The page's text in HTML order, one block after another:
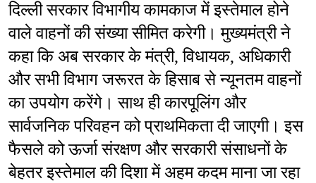
दिल्ली सरकार विभागीय कामकाज में इस्तेमाल होने
वाले वाहनों की संख्या सीमित करेगी। मुख्यमंत्री ने
कहा कि अब सरकार के मंत्री, विधायक, अधिकारी
और सभी विभाग जरूरत के हिसाब से न्यूनतम वाहनों
का उपयोग करेंगे। साथ ही कारपूलिंग और
सार्वजनिक परिवहन को प्राथमिकता दी जाएगी। इस
फैसले को ऊर्जा संरक्षण और सरकारी संसाधनों के
बेहतर इस्तेमाल की दिशा में अहम कदम माना जा रहा